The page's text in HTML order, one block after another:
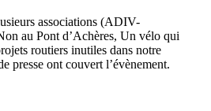
associations (ADIV-
au Pont d’Achères, Un vélo qui
routiers inutiles dans notre
presse ont couvert l’évènement.